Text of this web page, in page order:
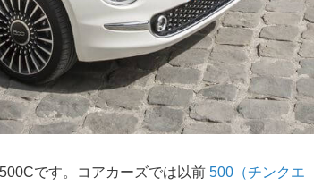
です。コアカーズでは以前 500（チンクエ